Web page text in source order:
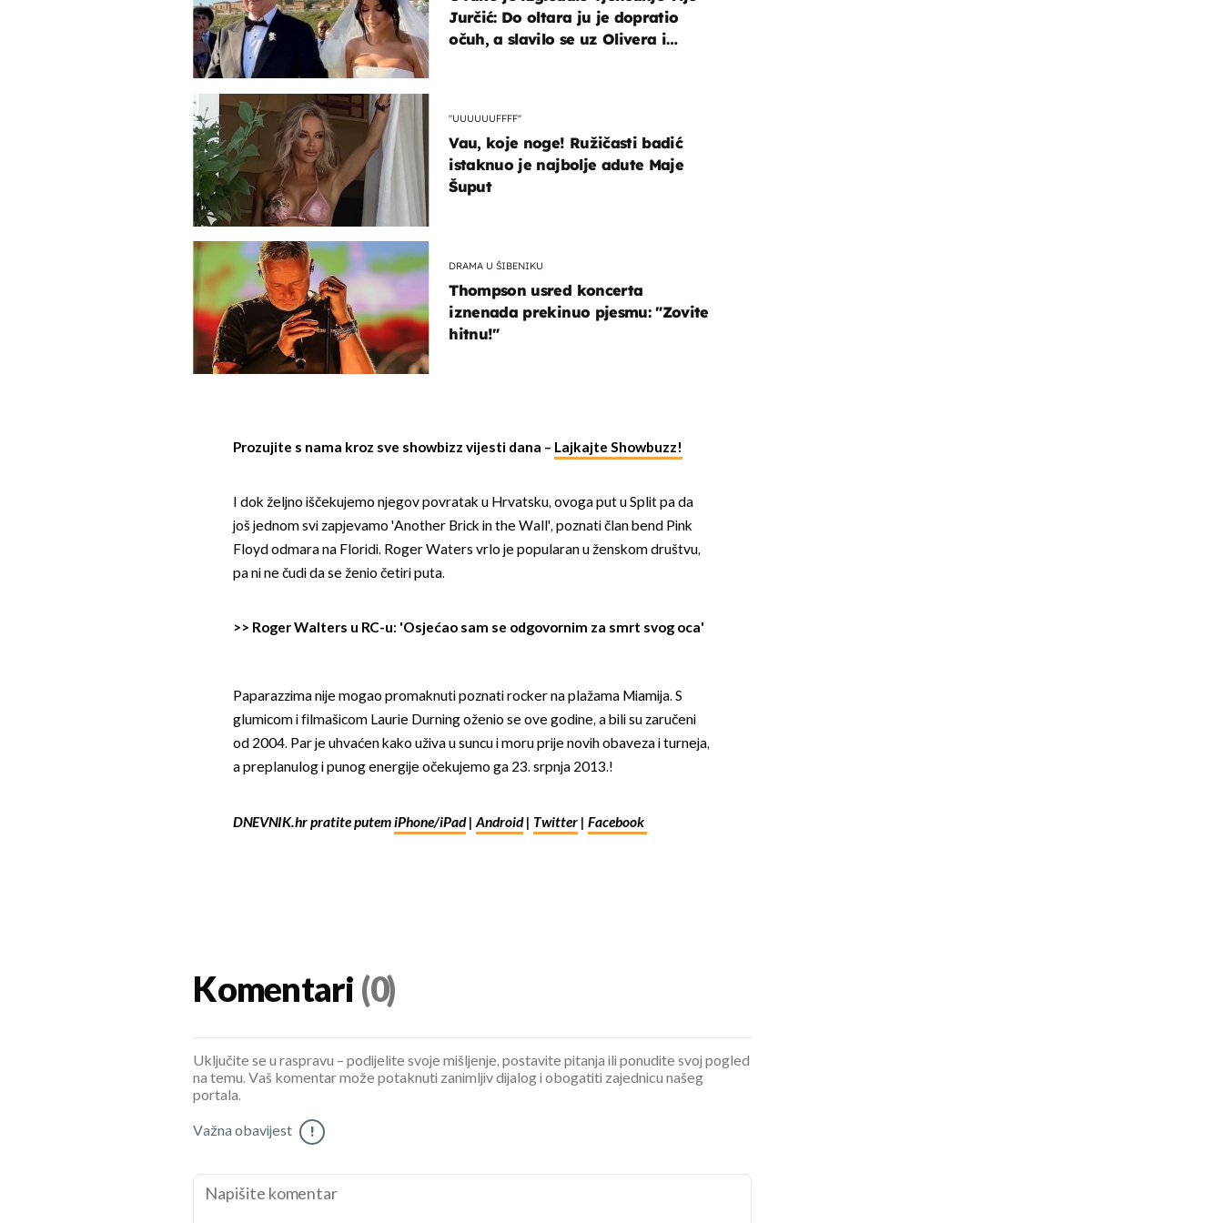
Jurčić: Do oltara ju je dopratio
očuh, a slavilo se uz Olivera i
"UUUUUUFFFF"
Vau, koje noge! Ružičasti badić
istaknuo je najbolje adute Maje
Šuput
DRAMA U ŠIBENIKU
Thompson usred koncerta
iznenada prekinuo pjesmu: "Zovite
hitnu!"
Prozujite s nama kroz sve showbizz vijesti dana – Lajkajte Showbuzz!
I dok željno iščekujemo njegov povratak u Hrvatsku, ovoga put u Split pa da
još jednom svi zapjevamo 'Another Brick in the Wall', poznati član bend Pink
Floyd odmara na Floridi. Roger Waters vrlo je popularan u ženskom društvu,
pa ni ne čudi da se ženio četiri puta.
>> Roger Walters u RC-u: 'Osjećao sam se odgovornim za smrt svog oca'
Paparazzima nije mogao promaknuti poznati rocker na plažama Miamija. S
glumicom i filmašicom Laurie Durning oženio se ove godine, a bili su zaručeni
od 2004. Par je uhvaćen kako uživa u suncu i moru prije novih obaveza i turneja,
a preplanulog i punog energije očekujemo ga 23. srpnja 2013.!
DNEVNIK.hr pratite putemiPhone/iPad|Android| Twitter| Facebook
Komentari (0)
Uključite se u raspravu – podijelite svoje mišljenje, postavite pitanja ili ponudite svoj pogled
na temu. Vaš komentar može potaknuti zanimljiv dijalog i obogatiti zajednicu našeg
portala.
Važna obavijest !